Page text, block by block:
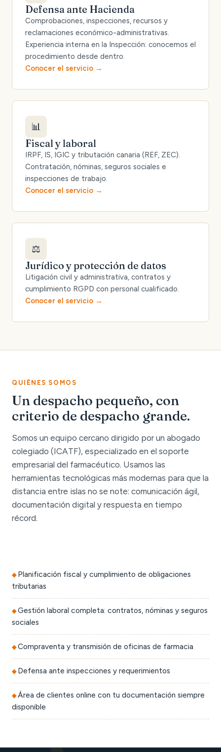
Defensa ante Hacienda
Comprobaciones, inspecciones, recursos y
reclamaciones económico-administrativas.
Experiencia interna en la Inspección: conocemos el
procedimiento desde dentro.
Conocer el servicio
📊
Fiscal y laboral
IRPF, IS, IGIC y tributación canaria (REF, ZEC).
Contratación, nóminas, seguros sociales e
inspecciones de trabajo.
Conocer el servicio
⚖️
Jurídico y protección de datos
Litigación civil y administrativa, contratos y
cumplimiento RGPD con personal cualificado.
Conocer el servicio
QUIÉNES SOMOS
Un despacho pequeño, con
criterio de despacho grande.
Somos un equipo cercano dirigido por un abogado
colegiado (ICATF), especializado en el soporte
empresarial del farmacéutico. Usamos las
herramientas tecnológicas más modernas para que la
distancia entre islas no se note: comunicación ágil,
documentación digital y respuesta en tiempo
récord.
Planificación fiscal y cumplimiento de obligaciones
tributarias
Gestión laboral completa: contratos, nóminas y seguros
sociales
Compraventa y transmisión de oficinas de farmacia
Defensa ante inspecciones y requerimientos
Área de clientes online con tu documentación siempre
disponible